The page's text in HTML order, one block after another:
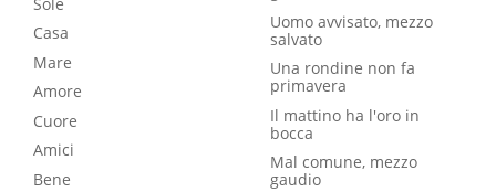
Casa
Mare
Amore
Cuore
Amici
Bene
Uomo avvisato, mezzo
salvato
Una rondine non fa
primavera
Il mattino ha l'oro in
bocca
Mal comune, mezzo
gaudio